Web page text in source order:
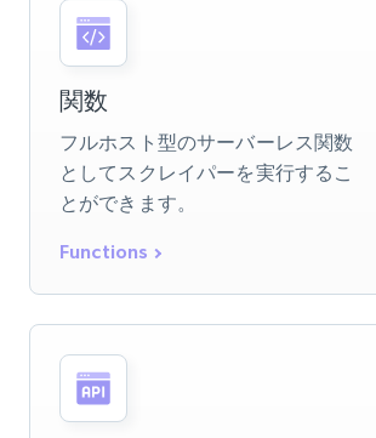
関数
フルホスト型のサーバーレス関数
としてスクレイパーを実行するこ
とができます。
Functions